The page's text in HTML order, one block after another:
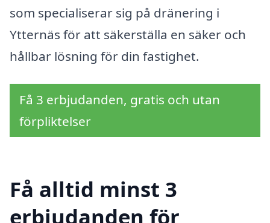
som specialiserar sig på dränering i
Ytternäs för att säkerställa en säker och
hållbar lösning för din fastighet.
Få 3 erbjudanden, gratis och utan
förpliktelser
Få alltid minst 3
erbjudanden för